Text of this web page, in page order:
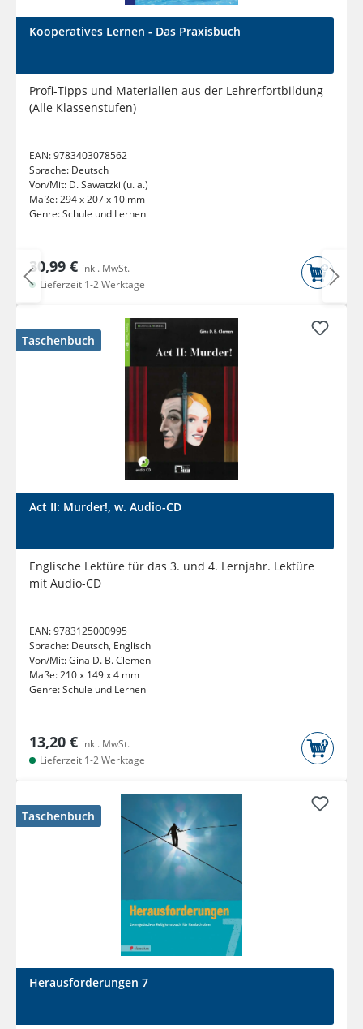
Kooperatives Lernen - Das Praxisbuch
Profi-Tipps und Materialien aus der Lehrerfortbildung
(Alle Klassenstufen)
EAN:9783403078562
Sprache: Deutsch
Von/Mit: D. Sawatzki (u. a.)
Maße:294 x 207 x 10 mm
Genre:Schule und Lernen
30,99 € inkl. MwSt.
Lieferzeit 1-2 Werktage
Taschenbuch
Act II: Murder!, w. Audio-CD
Englische Lektüre für das 3. und 4. Lernjahr. Lektüre
mit Audio-CD
EAN:9783125000995
Sprache: Deutsch, Englisch
Von/Mit:Gina D. B. Clemen
Maße:210 x 149 x 4 mm
Genre:Schule und Lernen
13,20 € inkl. MwSt.
Lieferzeit 1-2 Werktage
Taschenbuch
Herausforderungen 7